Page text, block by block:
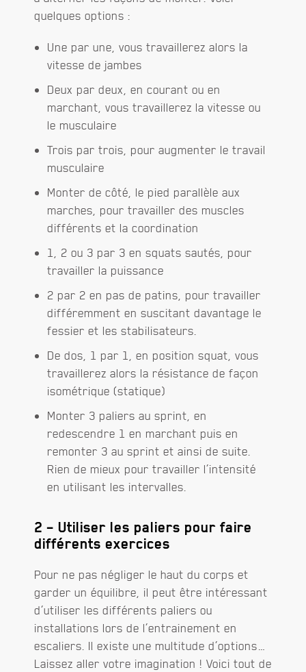
quelques options :
Une par une, vous travaillerez alors la
vitesse de jambes
Deux par deux, en courant ou en
marchant, vous travaillerez la vitesse ou
le musculaire
Trois par trois, pour augmenter le travail
musculaire
Monter de côté, le pied parallèle aux
marches, pour travailler des muscles
différents et la coordination
1, 2 ou 3 par 3 en squats sautés, pour
travailler la puissance
2 par 2 en pas de patins, pour travailler
différemment en suscitant davantage le
fessier et les stabilisateurs.
De dos, 1 par 1, en position squat, vous
travaillerez alors la résistance de façon
isométrique (statique)
Monter 3 paliers au sprint, en
redescendre 1 en marchant puis en
remonter 3 au sprint et ainsi de suite.
Rien de mieux pour travailler l’intensité
en utilisant les intervalles.
2 – Utiliser les paliers pour faire
différents exercices
Pour ne pas négliger le haut du corps et
garder un équilibre, il peut être intéressant
d’utiliser les différents paliers ou
installations lors de l’entrainement en
escaliers. Il existe une multitude d’options…
Laissez aller votre imagination ! Voici tout de